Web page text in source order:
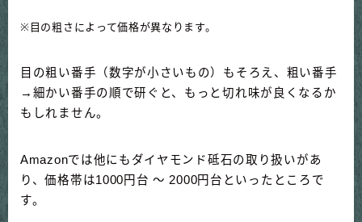
※目の粗さによって価格が異なります。
目の粗い番手（数字が小さいもの）もそろえ、粗い番手
→細かい番手の順で研ぐと、もっと切れ味が良くなるか
もしれません。
Amazonでは他にもダイヤモンド砥石の取り扱いがあ
り、価格帯は1000円台 ～ 2000円台といったところで
す。